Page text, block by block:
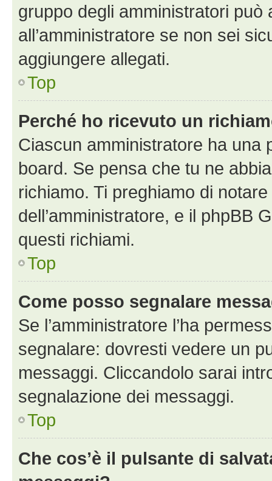
gruppo degli amministratori può
all’amministratore se non sei
aggiungere allegati.
Top
Perché ho ricevuto un
Ciascun amministratore ha una
board. Se pensa che tu ne
richiamo. Ti preghiamo di
dell’amministratore, e il phpBB
questi richiami.
Top
Come posso segnalare
Se l’amministratore l’ha
segnalare: dovresti vedere un
messaggi. Cliccandolo sarai
segnalazione dei messaggi.
Top
Che cos’è il pulsante di